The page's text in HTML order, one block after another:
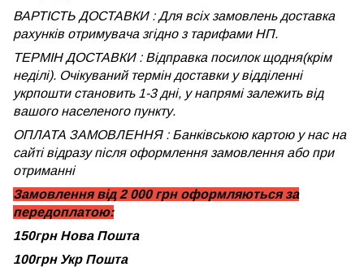
ВАРТІСТЬ ДОСТАВКИ : Для всіх замовлень доставка
рахунків отримувача згідно з тарифами НП.
ТЕРМІН ДОСТАВКИ : Відправка посилок щодня(крім
неділі). Очікуваний термін доставки у відділенні
укрпошти становить 1-3 дні, у напрямі залежить від
вашого населеного пункту.
ОПЛАТА ЗАМОВЛЕННЯ : Банківською картою у нас на
сайті відразу після оформлення замовлення або при
отриманні
Замовлення від 2 000 грн оформляються за
передоплатою:
150грн Нова Пошта
100грн Укр Пошта